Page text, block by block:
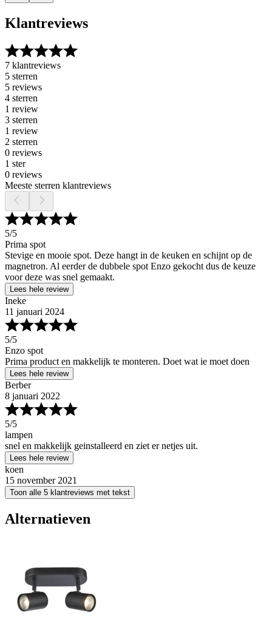
Klantreviews
7 klantreviews
5 sterren
5 reviews
4 sterren
1 review
3 sterren
1 review
2 sterren
0 reviews
1 ster
0 reviews
Meeste sterren klantreviews
5/5
Prima spot
Stevige en mooie spot. Deze hangt in de keuken en schijnt op de
magnetron. Al eerder de dubbele spot Enzo gekocht dus de keuze
voor deze was snel gemaakt.
Lees hele review
Ineke
11 januari 2024
5/5
Enzo spot
Prima product en makkelijk te monteren. Doet wat ie moet doen
Lees hele review
Berber
8 januari 2022
5/5
lampen
snel en makkelijk geinstalleerd en ziet er netjes uit.
Lees hele review
koen
15 november 2021
Toon alle 5 klantreviews met tekst
Alternatieven